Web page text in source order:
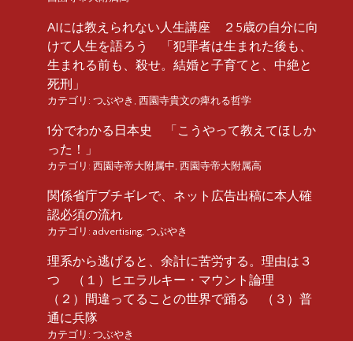
AIには教えられない人生講座 ２5歳の自分に向
けて人生を語ろう 「犯罪者は生まれた後も、
生まれる前も、殺せ。結婚と子育てと、中絶と
死刑」
カテゴリ: つぶやき 西園寺貴文の痺れる哲学
1分でわかる日本史 「こうやって教えてほしか
った！」
カテゴリ: 西園寺帝大附属中 西園寺帝大附属高
関係省庁ブチギレで、ネット広告出稿に本人確
認必須の流れ
カテゴリ: advertising つぶやき
理系から逃げると、余計に苦労する。理由は３
つ （１）ヒエラルキー・マウント論理
（２）間違ってることの世界で踊る （３）普
通に兵隊
カテゴリ: つぶやき